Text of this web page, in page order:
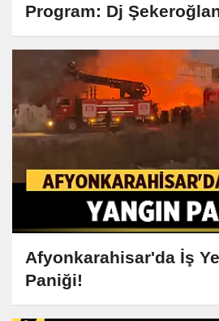
Program: Dj
Yayını Büyük İlgi
Afyonkarahisar'da İş
Paniği!